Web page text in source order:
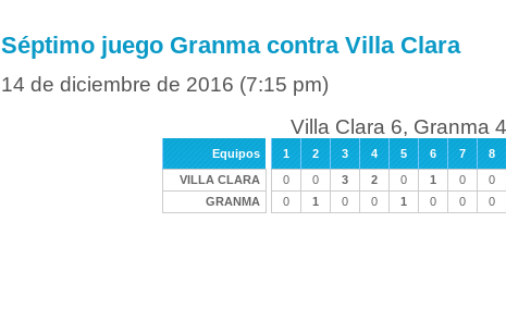
Séptimo juego Granma contra Villa Clara
14 de diciembre de 2016 (7:15 pm)
Villa Clara 6, Granma 4
Equipos 1 2 3 4 5 6 7 8
VILLA CLARA
0 0 3 2 0 1 0 0
GRANMA
0 1 0 0 1 0 0 0